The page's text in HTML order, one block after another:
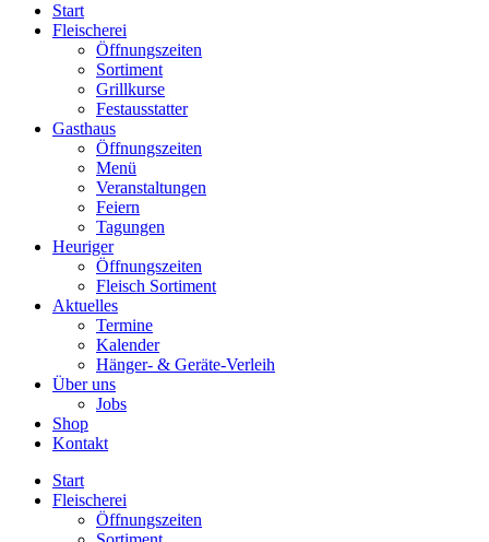
Start
Fleischerei
Öffnungszeiten
Sortiment
Grillkurse
Festausstatter
Gasthaus
Öffnungszeiten
Menü
Veranstaltungen
Feiern
Tagungen
Heuriger
Öffnungszeiten
Fleisch Sortiment
Aktuelles
Termine
Kalender
Hänger- & Geräte-Verleih
Über uns
Jobs
Shop
Kontakt
Start
Fleischerei
Öffnungszeiten